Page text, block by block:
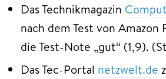
Das Technikmagazin
nach dem Test von Amazon
die Test-Note „gut“ (1,9).
Das Tec-Portal netzwelt.de